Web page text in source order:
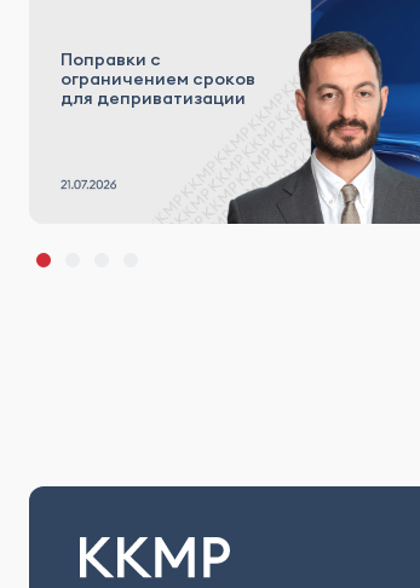
Поправки с
ограничением сроков
для деприватизации